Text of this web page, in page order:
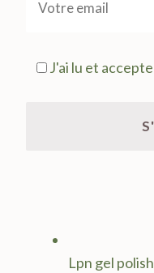
J'ai lu et
Lpn gel